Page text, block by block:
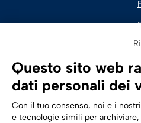
Questo sito web
dati personali dei
Con il tuo consenso, noi e i
e tecnologie simili per